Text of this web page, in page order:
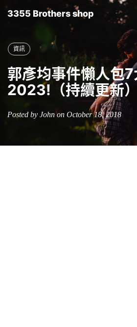
3355 Brothers shop
資訊
郭彥均事件懶人包
2023!（持續更新）
Posted by John on October 18, 2018